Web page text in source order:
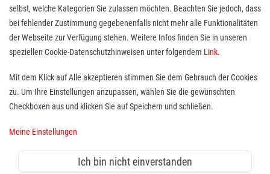
Fahrer (m/w/d) für den ärztlichen
Bereitschaftsdienst
Standort(e):Offenburg
Sprechstundenzeiten bei Erkrankungen, mit denen
Patientinnen und Patienten sonst in die Praxis gehen
würden und deren Behandlung nicht bis zum nächsten
selbst, welche Kategorien Sie zulassen möchten. Beachten Sie jedoch, dass
bei fehlender Zustimmung gegebenenfalls nicht mehr alle Funktionalitäten
der Webseite zur Verfügung stehen. Weitere Infos finden Sie in unseren
speziellen Cookie-Datenschutzhinweisen unter folgendem Link.
Mit dem Klick auf Alle akzeptieren stimmen Sie dem Gebrauch der Cookies
zu. Um Ihre Einstellungen anzupassen, wählen Sie die gewünschten
Checkboxen aus und klicken Sie auf Speichern und schließen.
Meine Einstellungen
Ich bin nicht einverstanden